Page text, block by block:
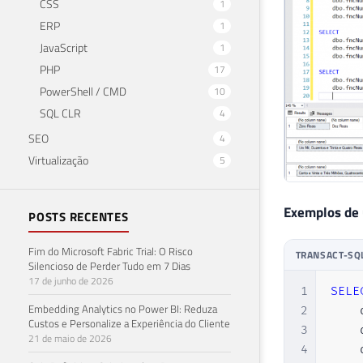
1
ERP 1
JavaScript 1
PHP 17
PowerShell / CMD 10
SQL CLR 4
SEO 4
Virtualização 5
POSTS RECENTES
Fim do Microsoft Fabric Trial: O Risco
Silencioso de Perder Tudo em 7 Dias
17 de junho de 2026
Embedding Analytics no Power BI: Reduza
Custos e Personalize a Experiência do Cliente
21 de maio de 2026
52
53
54
55
56
57
58
59
60
61
66
67
68
69
Exemplos
TRANSACT-
1
2
3
4